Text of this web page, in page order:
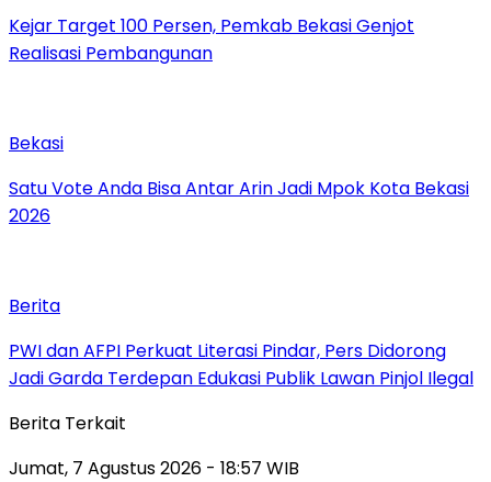
Kejar Target 100 Persen, Pemkab Bekasi Genjot
Realisasi Pembangunan
Bekasi
Satu Vote Anda Bisa Antar Arin Jadi Mpok Kota Bekasi
2026
Berita
PWI dan AFPI Perkuat Literasi Pindar, Pers Didorong
Jadi Garda Terdepan Edukasi Publik Lawan Pinjol Ilegal
Berita Terkait
Jumat, 7 Agustus 2026 - 18:57 WIB